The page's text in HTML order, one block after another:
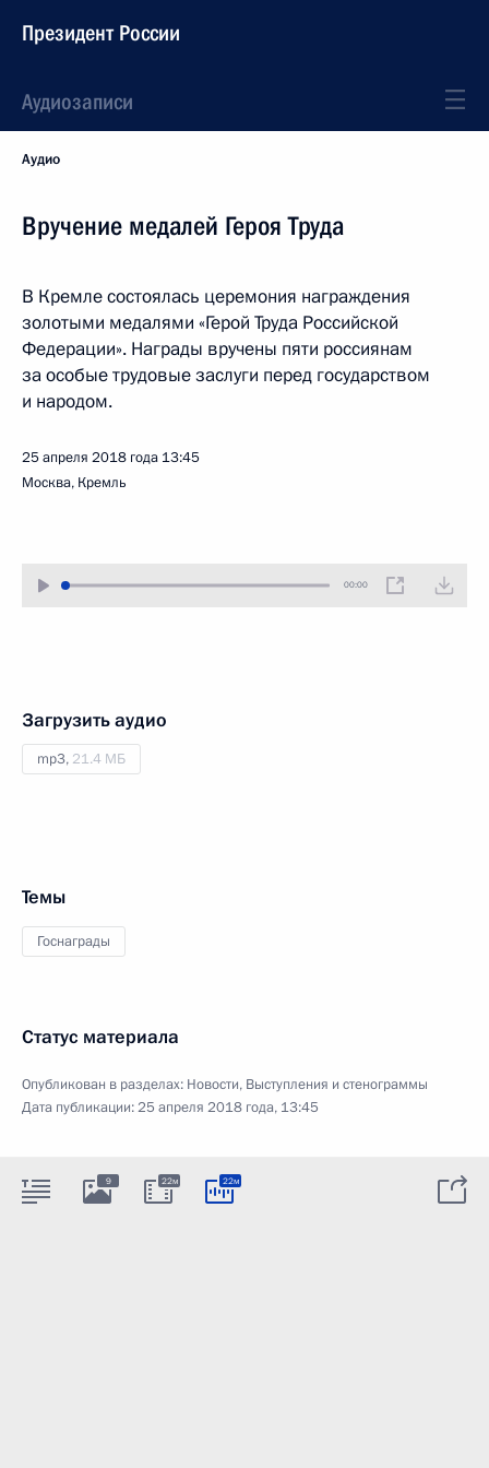
Президент России
Аудиозаписи
Аудио
Вручение медалей Героя Труда
В Кремле состоялась церемония награждения
золотыми медалями «Герой Труда Российской
Федерации». Награды вручены пяти россиянам
за особые трудовые заслуги перед государством
и народом.
25 апреля 2018 года 13:45
Москва, Кремль
00:00
Загрузить аудио
mp3, 21.4 МБ
Темы
Госнаграды
Статус материала
Опубликован в разделах: Новости, Выступления и стенограммы
Дата публикации:25 апреля 2018 года, 13:45
9 22м 22м